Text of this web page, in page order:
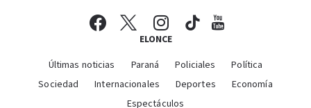
ELONCE
Últimas noticias Paraná Policiales
Política
Sociedad
Internacionales Deportes
Economía
Espectáculos